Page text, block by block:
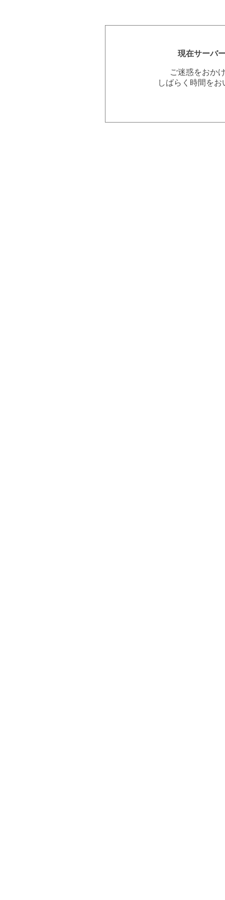
現在サーバ
ご迷惑をおか
しばらく時間を